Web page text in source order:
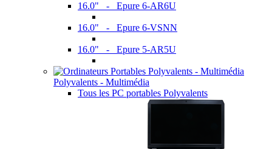
16.0" - Epure 6-AR6U
16.0" - Epure 6-VSNN
16.0" - Epure 5-AR5U
Polyvalents - Multimédia
Tous les PC portables Polyvalents